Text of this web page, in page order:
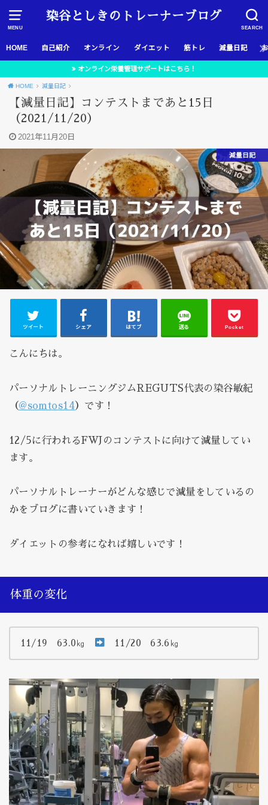
MENU SEARCH
染谷としきのトレーナーブログ
HOME 自己紹介 オンライン ダイエット 筋トレ 減量日記
オンライン栄養管理サポートはこちら！
HOME 減量日記
【減量日記】コンテストまであと15日
（2021/11/20）
2021年11月20日
減量日記
ツイート シェア はてブ 送る Pocket
こんにちは。
パーソナルトレーニングジムREGUTS代表の染谷敏紀
（@somtos14）です！
12/5に行われるFWJのコンテストに向けて減量してい
ます。
パーソナルトレーナーがどんな感じで減量をしているの
かをブログに書いていきます！
ダイエットの参考になれば嬉しいです！
体重の変化
11/19 63.0㎏ 11/20 63.6㎏